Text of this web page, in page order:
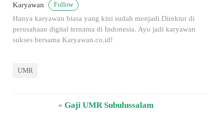
Karyawan Follow
Hanya karyawan biasa yang kini sudah menjadi Direktur di
perusahaan digital ternama di Indonesia. Ayo jadi karyawan
sukses bersama Karyawan.co.id!
UMR
« Gaji UMR Subulussalam